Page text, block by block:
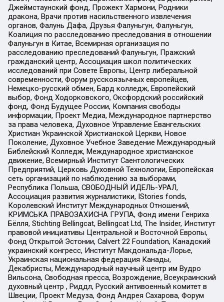
Джеймстаунский фонд, Прожект Хармони, Родники
дракона, Врачи против насильственного извлечения
органов, Фалунь Дафа, Друзья Фалуньгун, Фалуньгун,
Коалиция по расследованию преследования в отношении
Фалуньгун в Китае, Всемирная организация по
расследованию преследований Фалуньгун, Пражский
гражданский центр, Ассоциация школ политических
исследований при Совете Европы, Центр либеральной
современности, Форум русскоязычных европейцев,
Немецко-русский обмен, Бард колледж, Европейский
выбор, Фонд Ходорковского, Оксфордский российский
фонд, Фонд Будущее России, Компания свободы
информации, Проект Медиа, Международное партнерство
за права человека, Духовное Управление Евангельских
Христиан Украинской Христианской Церкви, Новое
Поколение, Духовное Учебное Заведение Международный
Библейский Колледж, Международное христианское
движение, Всемирный Институт Саентологических
Предприятий, Церковь Духовной Технологии, Европейская
сеть организаций по наблюдению за выборами,
Республика Польша, СВОБОДНЫЙ ИДЕЛЬ-УРАЛ,
Ассоциация развития журналистики, IStories fonds,
Королевский Институт Международных Отношений,
КРИМСЬКА ПРАВОЗАХИСНА ГРУПА, Фонд имени Генриха
Бёлля, Stichting Bellingcat, Bellingcat Ltd, The Insider, Институт
правовой инициативы Центральной и Восточной Европы,
Фонд Открытой Эстонии, Calvert 22 Foundation, Канадский
украинский конгресс, Институт Макдональда-Лорье,
Украинская национальная федерация Канады,
Декабристы, Международный научный центр им Вудро
Вильсона, Свободная пресса, Возрождение, Всеукраинский
духовный центр , Риддл, Русский антивоенный комитет в
Швеции, Проект Медуза, Фонд Андрея Сахарова, Форум